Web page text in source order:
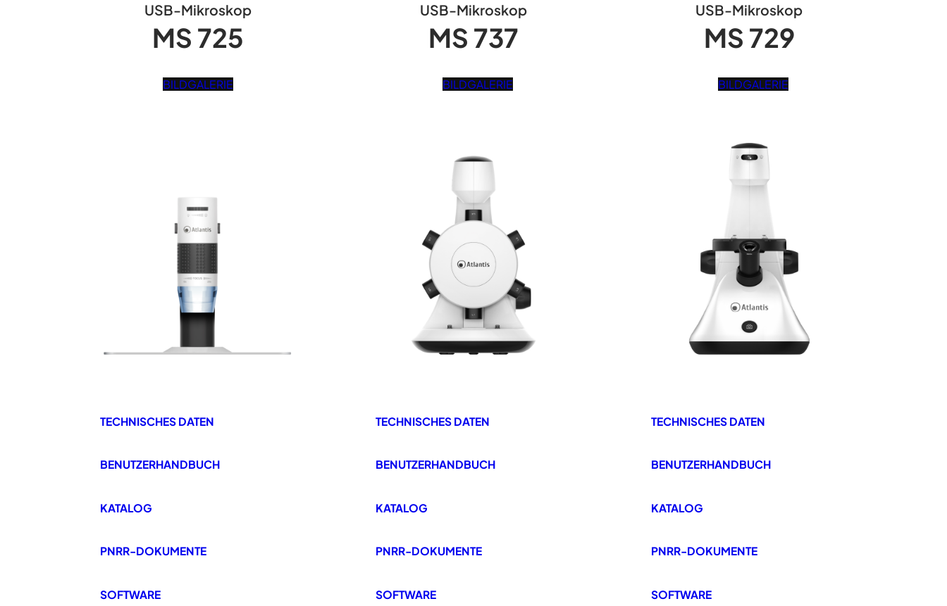
USB-Mikroskop
MS 725
BILDGALERIE
TECHNISCHES DATEN
BENUTZERHANDBUCH
KATALOG
PNRR-DOKUMENTE
SOFTWARE
USB-Mikroskop
MS 737
BILDGALERIE
TECHNISCHES DATEN
BENUTZERHANDBUCH
KATALOG
PNRR-DOKUMENTE
SOFTWARE
USB-Mikroskop
MS 729
BILDGALERIE
TECHNISCHES DATEN
BENUTZERHANDBUCH
KATALOG
PNRR-DOKUMENTE
SOFTWARE